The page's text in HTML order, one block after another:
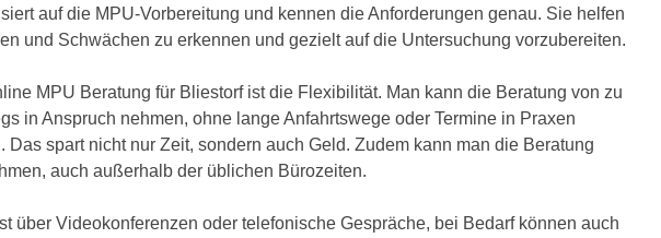
auf die MPU-Vorbereitung und kennen die Anforderungen genau. Sie helfen
und Schwächen zu erkennen und gezielt auf die Untersuchung vorzubereiten.
MPU Beratung für Bliestorf ist die Flexibilität. Man kann die Beratung von zu
in Anspruch nehmen, ohne lange Anfahrtswege oder Termine in Praxen
Das spart nicht nur Zeit, sondern auch Geld. Zudem kann man die Beratung
auch außerhalb der üblichen Bürozeiten.
über Videokonferenzen oder telefonische Gespräche, bei Bedarf können auch